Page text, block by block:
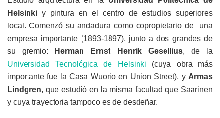
Helsinki y pintura en el centro de estudios superiores
local. Comenzó su andadura como copropietario de una
empresa importante (1893-1897), junto a dos grandes de
su gremio:
Herman Ernst Henrik Gesellius, de la
Universidad Tecnológica de Helsinki (cuya obra más
importante fue la Casa Wuorio en Union Street), y Armas
Lindgren, que estudió en la misma facultad que Saarinen
y cuya trayectoria tampoco es de desdeñar.